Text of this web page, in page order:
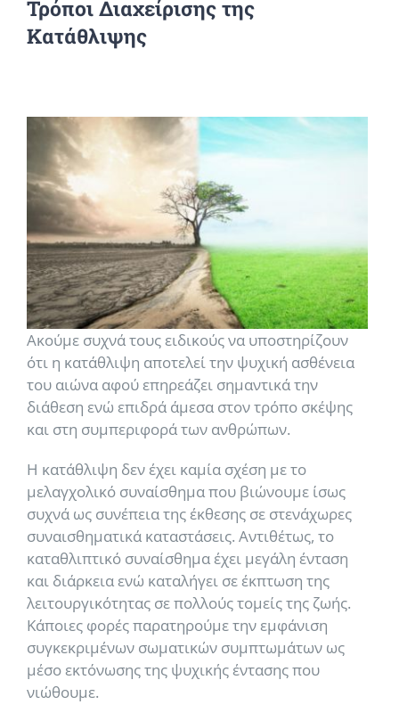
Τρόποι Διαχείρισης της
Κατάθλιψης
Ακούμε συχνά τους ειδικούς να υποστηρίζουν
ότι η κατάθλιψη αποτελεί την ψυχική ασθένεια
του αιώνα αφού επηρεάζει σημαντικά την
διάθεση ενώ επιδρά άμεσα στον τρόπο σκέψης
και στη συμπεριφορά των ανθρώπων.
Η κατάθλιψη δεν έχει καμία σχέση με το
μελαγχολικό συναίσθημα που βιώνουμε ίσως
συχνά ως συνέπεια της έκθεσης σε στενάχωρες
συναισθηματικά καταστάσεις. Αντιθέτως, το
καταθλιπτικό συναίσθημα έχει μεγάλη ένταση
και διάρκεια ενώ καταλήγει σε έκπτωση της
λειτουργικότητας σε πολλούς τομείς της ζωής.
Κάποιες φορές παρατηρούμε την εμφάνιση
συγκεκριμένων σωματικών συμπτωμάτων ως
μέσο εκτόνωσης της ψυχικής έντασης που
νιώθουμε.